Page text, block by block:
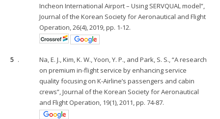
Incheon International Airport – Using SERVQUAL model”,
Journal of the Korean Society for Aeronautical and Flight
Operation, 26(4), 2019, pp. 1-12.
5 .
Na, E. J., Kim, K. W., Yoon, Y. P., and Park, S. S., “A research
on premium in-flight service by enhancing service
quality focusing on K-Airline’s passengers and cabin
crews”, Journal of the Korean Society for Aeronautical
and Flight Operation, 19(1), 2011, pp. 74-87.